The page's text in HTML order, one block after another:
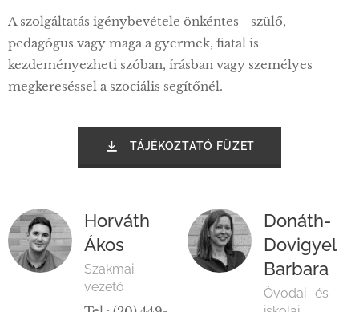
A szolgáltatás igénybevétele önkéntes - szülő,
pedagógus vagy maga a gyermek, fiatal is
kezdeményezheti szóban, írásban vagy személyes
megkereséssel a szociális segítőnél.
TÁJÉKOZTATÓ FÜZET
Horváth
Ákos
Szakmai
vezető
Donáth-
Dovigyel
Barbara
Óvodai- és